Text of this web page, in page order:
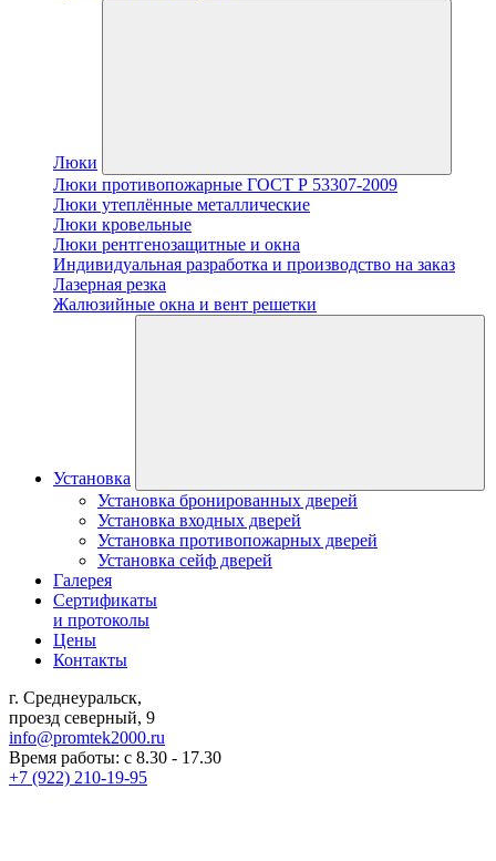
Люки
Люки противопожарные ГОСТ Р 53307-2009
Люки утеплённые металлические
Люки кровельные
Люки рентгенозащитные и окна
Индивидуальная разработка и производство на заказ
Лазерная резка
Жалюзийные окна и вент решетки
Установка
Установка бронированных дверей
Установка входных дверей
Установка противопожарных дверей
Установка сейф дверей
Галерея
Сертификаты
и протоколы
Цены
Контакты
г. Среднеуральск,
проезд северный, 9
info@promtek2000.ru
Время работы: с 8.30 - 17.30
+7 (922) 210-19-95